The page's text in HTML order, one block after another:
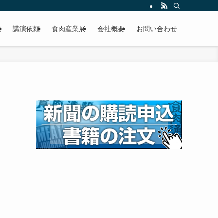
講演依頼 食肉産業展 会社概要 お問い合わせ